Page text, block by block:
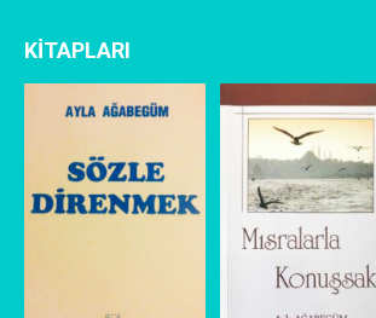
KİTAPLARI